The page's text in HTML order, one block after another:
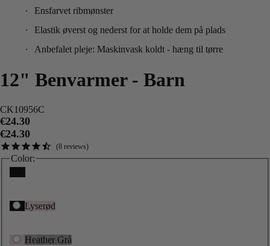
Ensfarvet ribmønster
Elastik øverst og nederst for at holde dem på plads
Anbefalet pleje: Maskinvask koldt - hæng til tørre
12" Benvarmer - Barn
CK10956C
€24.30
€24.30
8 reviews
Color:
Lyserød
Heather Grå